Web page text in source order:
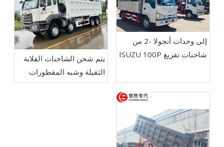
إلى وحدات أنجولا -2 من
شاحنات تفريغ ISUZU 100P
يتم شحن الشاحنات القلابة
الثقيلة وشبه المقطورات
القلابة إلى Arica-